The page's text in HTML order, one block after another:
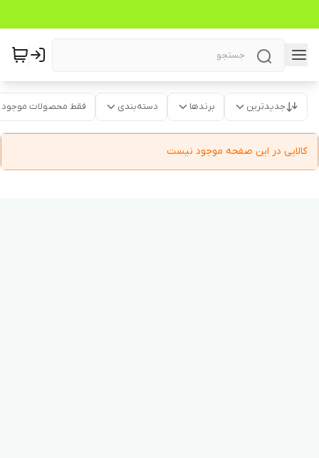
جدیدترین برندها دسته‌بندی فقط محصولات موجود
کالایی در این صفحه موجود نیست